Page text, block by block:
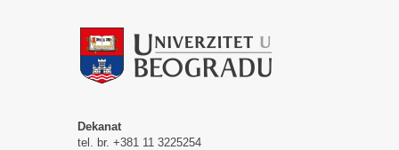
Dekanat
tel. br. +381 11 3225254